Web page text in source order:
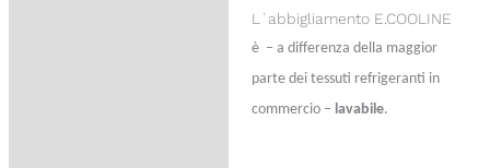
L`abbigliamento E.COOLINE
è – a differenza della maggior
parte dei tessuti refrigeranti in
commercio – lavabile.